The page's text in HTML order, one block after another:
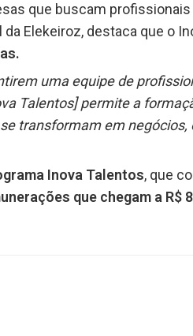
que buscam
Elekeiroz, destaca que o
uma equipe de
Talentos] permite a
transformam em
Inova Talentos, que
que chegam a